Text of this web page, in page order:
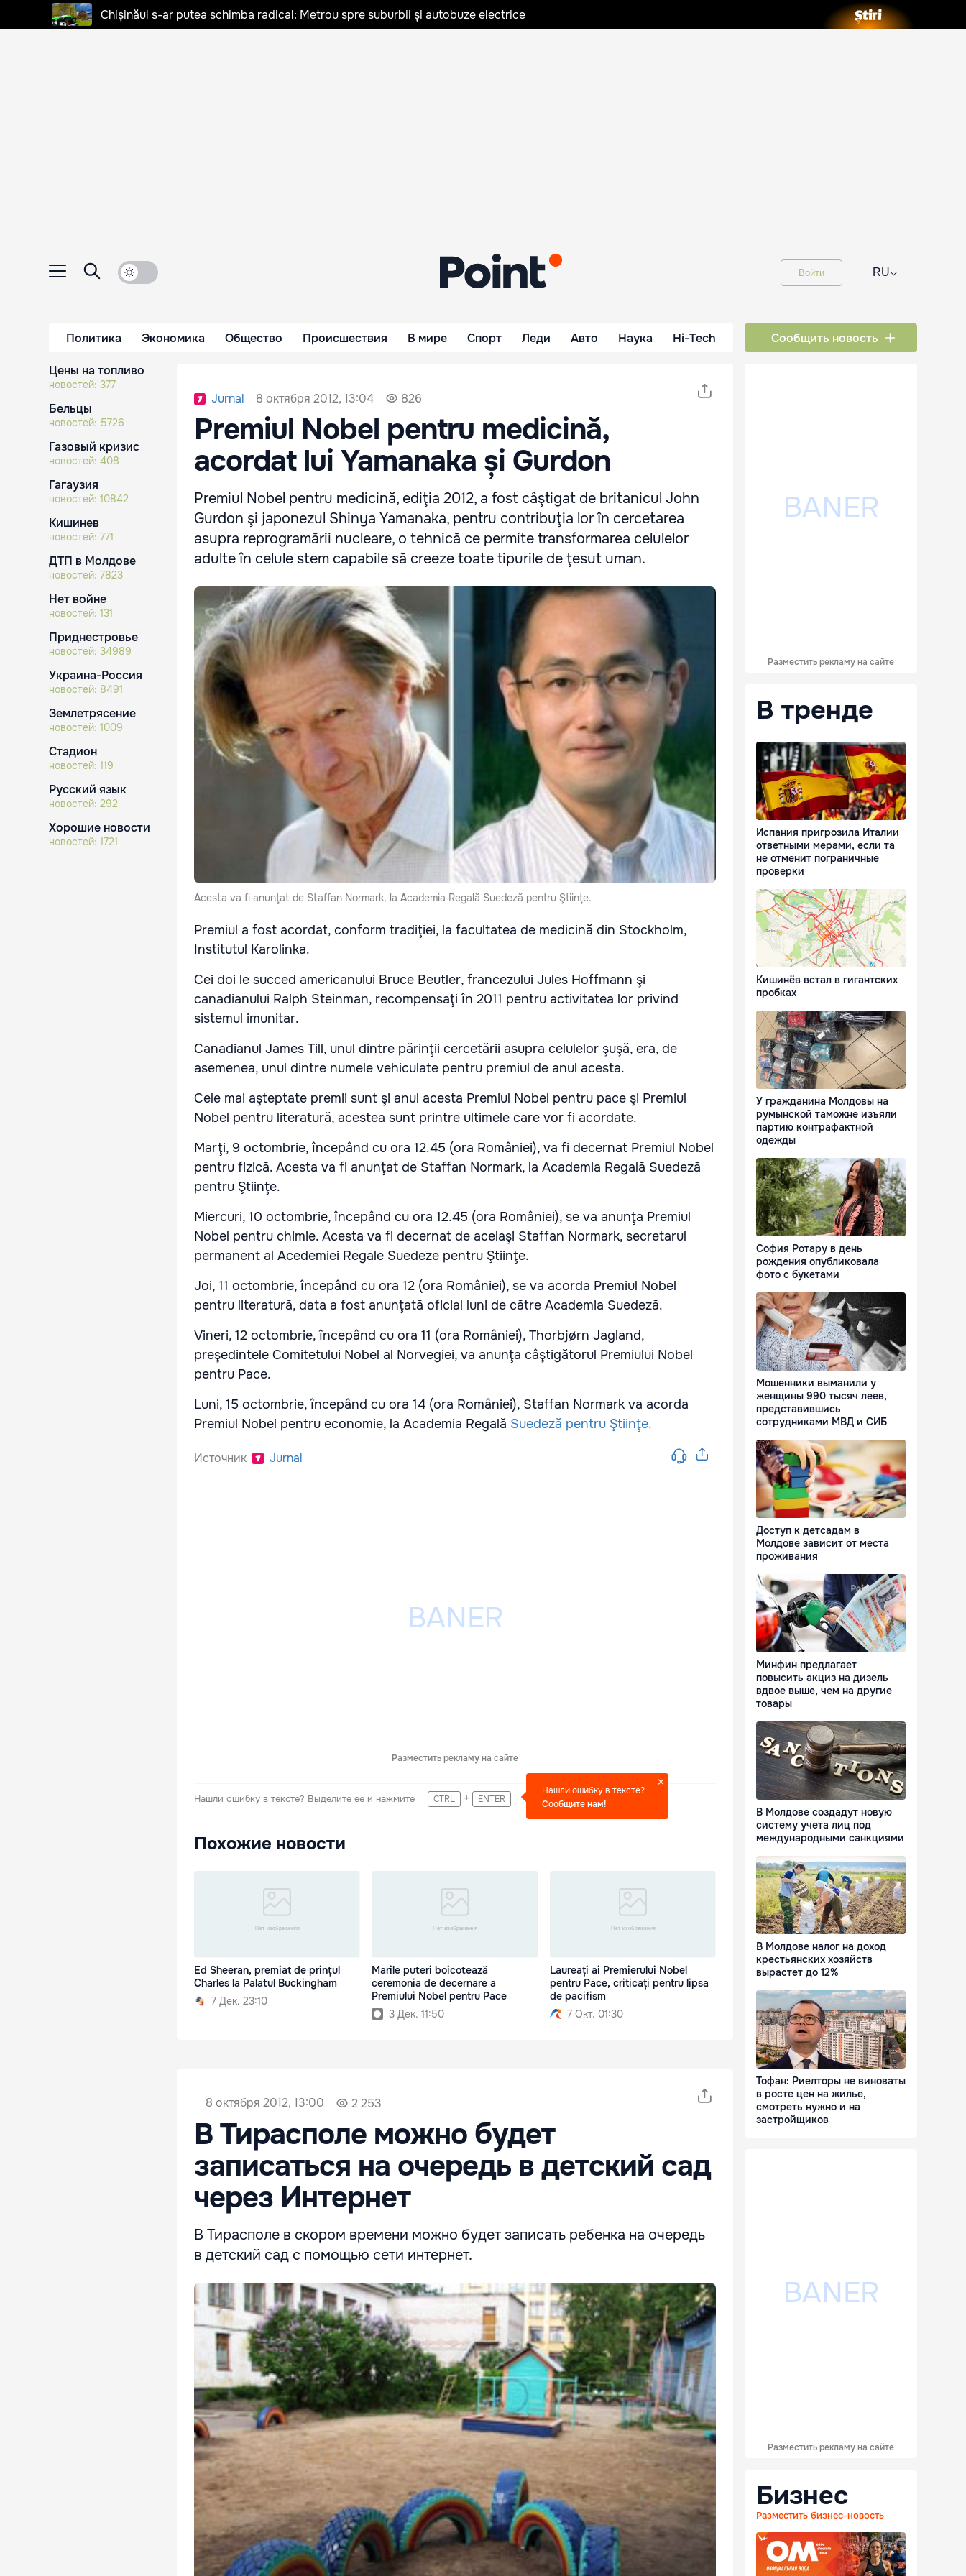
Chișinăul s-ar putea schimba radical: Metrou spre suburbii și autobuze electrice
Войти RU⌵
Политика Экономика Общество Происшествия В мире Спорт Леди Авто Наука Hi-Tech Сообщить новость
Цены на топливо
новостей: 377
Бельцы
новостей: 5726
Газовый кризис
новостей: 408
Гагаузия
новостей: 10842
Кишинев
новостей: 771
ДТП в Молдове
новостей: 7823
Нет войне
новостей: 131
Приднестровье
новостей: 34989
Украина-Россия
новостей: 8491
Землетрясение
новостей: 1009
Стадион
новостей: 119
Русский язык
новостей: 292
Хорошие новости
новостей: 1721
Jurnal 8 октября 2012, 13:04 826
Premiul Nobel pentru medicină,
acordat lui Yamanaka și Gurdon
Premiul Nobel pentru medicină, ediţia 2012, a fost câştigat de britanicul John
Gurdon şi japonezul Shinya Yamanaka, pentru contribuţia lor în cercetarea
asupra reprogramării nucleare, o tehnică ce permite transformarea celulelor
adulte în celule stem capabile să creeze toate tipurile de ţesut uman.
Acesta va fi anunţat de Staffan Normark, la Academia Regală Suedeză pentru Ştiinţe.
Premiul a fost acordat, conform tradiţiei, la facultatea de medicină din Stockholm,
Institutul Karolinka.
Cei doi le succed americanului Bruce Beutler, francezului Jules Hoffmann şi
canadianului Ralph Steinman, recompensaţi în 2011 pentru activitatea lor privind
sistemul imunitar.
Canadianul James Till, unul dintre părinţii cercetării asupra celulelor şuşă, era, de
asemenea, unul dintre numele vehiculate pentru premiul de anul acesta.
Cele mai aşteptate premii sunt şi anul acesta Premiul Nobel pentru pace şi Premiul
Nobel pentru literatură, acestea sunt printre ultimele care vor fi acordate.
Marţi, 9 octombrie, începând cu ora 12.45 (ora României), va fi decernat Premiul Nobel
pentru fizică. Acesta va fi anunţat de Staffan Normark, la Academia Regală Suedeză
pentru Ştiinţe.
Miercuri, 10 octombrie, începând cu ora 12.45 (ora României), se va anunţa Premiul
Nobel pentru chimie. Acesta va fi decernat de acelaşi Staffan Normark, secretarul
permanent al Acedemiei Regale Suedeze pentru Ştiinţe.
Joi, 11 octombrie, începând cu ora 12 (ora României), se va acorda Premiul Nobel
pentru literatură, data a fost anunţată oficial luni de către Academia Suedeză.
Vineri, 12 octombrie, începând cu ora 11 (ora României), Thorbjørn Jagland,
preşedintele Comitetului Nobel al Norvegiei, va anunţa câştigătorul Premiului Nobel
pentru Pace.
Luni, 15 octombrie, începând cu ora 14 (ora României), Staffan Normark va acorda
Premiul Nobel pentru economie, la Academia Regală Suedeză pentru Ştiinţe.
Источник Jurnal
Разместить рекламу на сайте
Нашли ошибку в тексте? Выделите ее и нажмите CTRL + ENTER
Нашли ошибку в тексте?
Сообщите нам!
Похожие новости
Ed Sheeran, premiat de prințul
Charles la Palatul Buckingham
7 Дек. 23:10
Marile puteri boicotează
ceremonia de decernare a
Premiului Nobel pentru Pace
3 Дек. 11:50
Laureați ai Premierului Nobel
pentru Pace, criticați pentru lipsa
de pacifism
7 Окт. 01:30
8 октября 2012, 13:00 2 253
В Тирасполе можно будет
записаться на очередь в детский сад
через Интернет
В Тирасполе в скором времени можно будет записать ребенка на очередь
в детский сад с помощью сети интернет.
Разместить рекламу на сайте
В тренде
Испания пригрозила Италии
ответными мерами, если та
не отменит пограничные
проверки
Кишинёв встал в гигантских
пробках
У гражданина Молдовы на
румынской таможне изъяли
партию контрафактной
одежды
София Ротару в день
рождения опубликовала
фото с букетами
Мошенники выманили у
женщины 990 тысяч леев,
представившись
сотрудниками МВД и СИБ
Доступ к детсадам в
Молдове зависит от места
проживания
Минфин предлагает
повысить акциз на дизель
вдвое выше, чем на другие
товары
В Молдове создадут новую
систему учета лиц под
международными санкциями
В Молдове налог на доход
крестьянских хозяйств
вырастет до 12%
Тофан: Риелторы не виноваты
в росте цен на жилье,
смотреть нужно и на
застройщиков
Разместить рекламу на сайте
Бизнес
Разместить бизнес-новость